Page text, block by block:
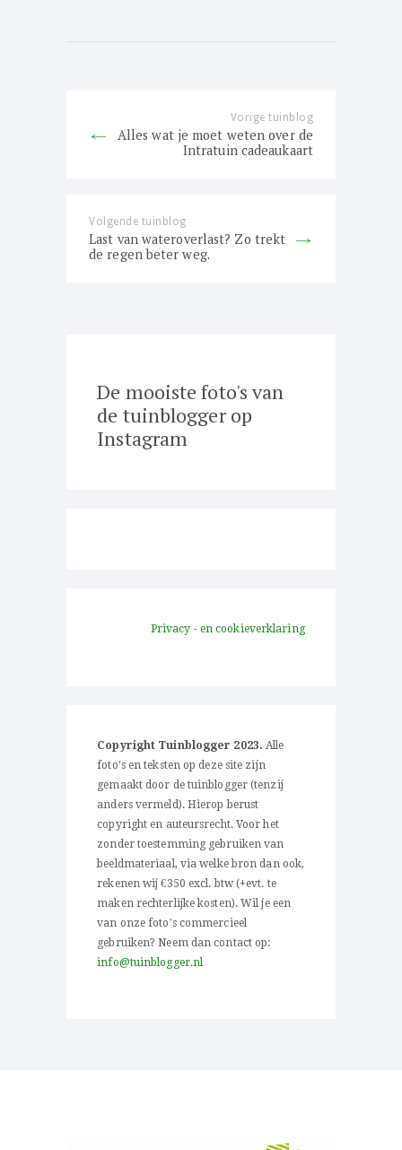
Vorige tuinblog
Alles wat je moet weten over de
Intratuin cadeaukaart
Volgende tuinblog
post:
Last van wateroverlast? Zo trekt
de regen beter weg.
De mooiste foto's van
de tuinblogger op
Instagram
Privacy - en cookieverklaring
Copyright Tuinblogger 2023. Alle
foto's en teksten op deze site zijn
gemaakt door de tuinblogger (tenzij
anders vermeld). Hierop berust
copyright en auteursrecht. Voor het
zonder toestemming gebruiken van
beeldmateriaal, via welke bron dan ook,
rekenen wij €350 excl. btw (+evt. te
maken rechterlijke kosten). Wil je een
van onze foto's commercieel
gebruiken? Neem dan contact op:
info@tuinblogger.nl